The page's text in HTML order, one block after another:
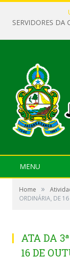
MENU
Home »
ORDINÁRIA, DE
ATA DA
16 DE